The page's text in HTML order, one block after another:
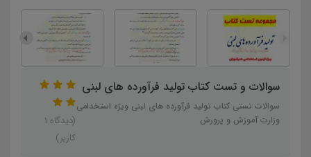
سوالات و تست کتاب تولید فرآورده های لبنی
سوالات تستی کتاب تولید فرآورده های لبنی ویژه استخدامی
وزارت آموزش و پرورش
(دیدگاه 1
کاربر)